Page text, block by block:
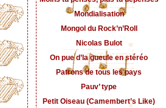
Mondialisation
Mongol du Rock’n’Roll
Nicolas Bulot
On pue d’la gueule en stéréo
Patrons de tous les pays
Pauv’ type
Petit Oiseau (Camembert’s Like)